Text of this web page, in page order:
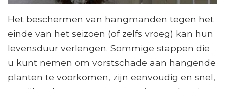
Het beschermen van hangmanden tegen het
einde van het seizoen (of zelfs vroeg) kan hun
levensduur verlengen. Sommige stappen die
u kunt nemen om vorstschade aan hangende
planten te voorkomen, zijn eenvoudig en snel,